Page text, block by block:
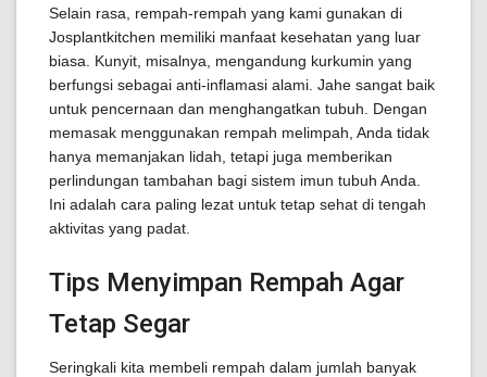
Selain rasa, rempah-rempah yang kami gunakan di
Josplantkitchen memiliki manfaat kesehatan yang luar
biasa. Kunyit, misalnya, mengandung kurkumin yang
berfungsi sebagai anti-inflamasi alami. Jahe sangat baik
untuk pencernaan dan menghangatkan tubuh. Dengan
memasak menggunakan rempah melimpah, Anda tidak
hanya memanjakan lidah, tetapi juga memberikan
perlindungan tambahan bagi sistem imun tubuh Anda.
Ini adalah cara paling lezat untuk tetap sehat di tengah
aktivitas yang padat.
Tips Menyimpan Rempah Agar
Tetap Segar
Seringkali kita membeli rempah dalam jumlah banyak